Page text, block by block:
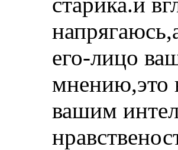
его-лицо
мнению,это
вашим